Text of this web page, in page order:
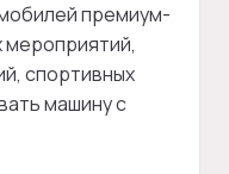
премиум-
мероприятий,
спортивных
машину с